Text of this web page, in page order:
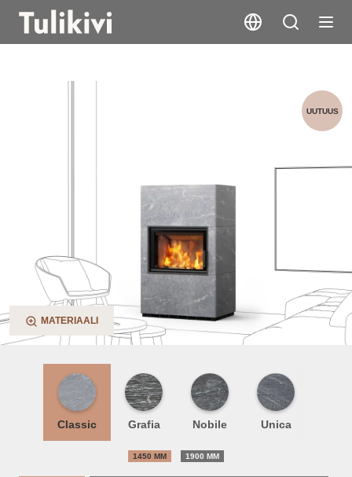
UUTUUS
MATERIAALI
Classic Grafia Nobile Unica
1450 MM 1900 MM